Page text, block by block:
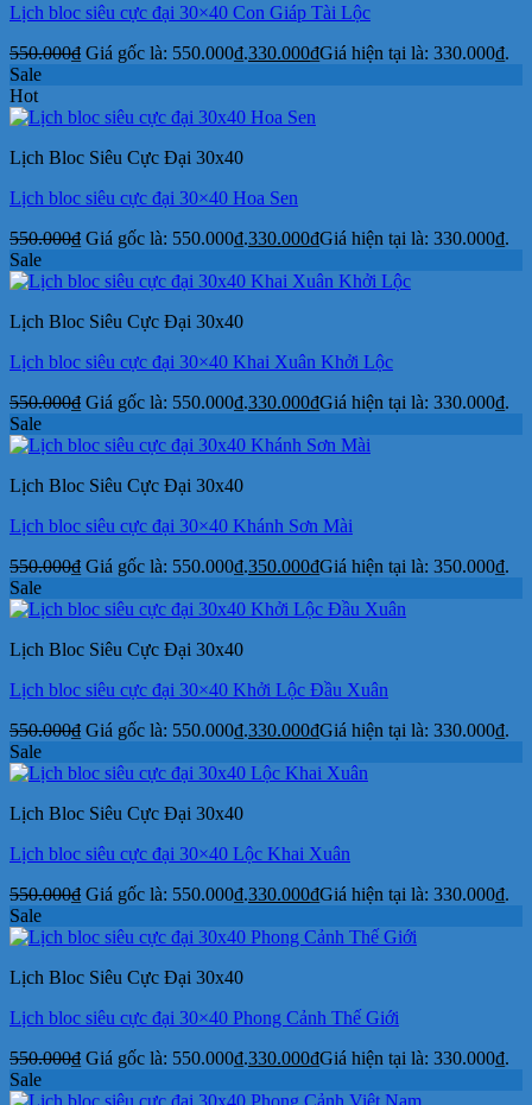
Lịch bloc siêu cực đại 30×40 Con Giáp Tài Lộc
550.000₫ Giá gốc là: 550.000₫.330.000₫Giá hiện tại là: 330.000₫.
Sale
Hot
Lịch Bloc Siêu Cực Đại 30x40
Lịch bloc siêu cực đại 30×40 Hoa Sen
550.000₫ Giá gốc là: 550.000₫.330.000₫Giá hiện tại là: 330.000₫.
Sale
Lịch Bloc Siêu Cực Đại 30x40
Lịch bloc siêu cực đại 30×40 Khai Xuân Khởi Lộc
550.000₫ Giá gốc là: 550.000₫.330.000₫Giá hiện tại là: 330.000₫.
Sale
Lịch Bloc Siêu Cực Đại 30x40
Lịch bloc siêu cực đại 30×40 Khánh Sơn Mài
550.000₫ Giá gốc là: 550.000₫.350.000₫Giá hiện tại là: 350.000₫.
Sale
Lịch Bloc Siêu Cực Đại 30x40
Lịch bloc siêu cực đại 30×40 Khởi Lộc Đầu Xuân
550.000₫ Giá gốc là: 550.000₫.330.000₫Giá hiện tại là: 330.000₫.
Sale
Lịch Bloc Siêu Cực Đại 30x40
Lịch bloc siêu cực đại 30×40 Lộc Khai Xuân
550.000₫ Giá gốc là: 550.000₫.330.000₫Giá hiện tại là: 330.000₫.
Sale
Lịch Bloc Siêu Cực Đại 30x40
Lịch bloc siêu cực đại 30×40 Phong Cảnh Thế Giới
550.000₫ Giá gốc là: 550.000₫.330.000₫Giá hiện tại là: 330.000₫.
Sale